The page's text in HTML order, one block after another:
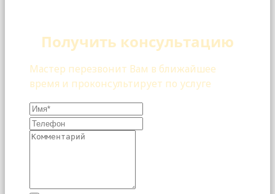
Получить консультацию
Мастер перезвонит Вам в ближайшее
время и проконсультирует по услуге